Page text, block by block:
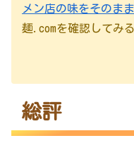
メン店の味をそのま
麺.comを確認してみ
総評